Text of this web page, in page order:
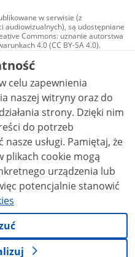
w serwisie (z
audiowizualnych), są udostępniane
Commons: uznanie autorstwa
4.0 (CC BY-SA 4.0).
w tym zdjęcia, materiały
na licencji typu
uznanie autorstwa użycie
utworów zależnych 4.0 (CC BY-
jest to stwierdzone inaczej.
celu zapewnienia
naszej witryny oraz do
strony. Dzięki nim
do potrzeb
Pamiętaj, że
plikach cookie mogą
urządzenia lub
potencjalnie stanowić